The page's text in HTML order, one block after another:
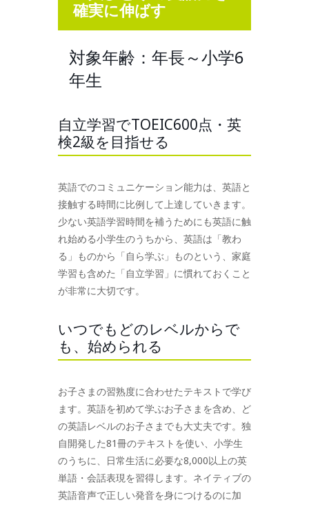
確実に伸ばす
対象年齢：年長～小学6
年生
自立学習でTOEIC600点・英
検2級を目指せる
英語でのコミュニケーション能力は、英語と
接触する時間に比例して上達していきます。
少ない英語学習時間を補うためにも英語に触
れ始める小学生のうちから、英語は「教わ
る」ものから「自ら学ぶ」ものという、家庭
学習も含めた「自立学習」に慣れておくこと
が非常に大切です。
いつでもどのレベルからで
も、始められる
お子さまの習熟度に合わせたテキストで学び
ます。英語を初めて学ぶお子さまを含め、ど
の英語レベルのお子さまでも大丈夫です。独
自開発した81冊のテキストを使い、小学生
のうちに、日常生活に必要な8,000以上の英
単語・会話表現を習得します。ネイティブの
英語音声で正しい発音を身につけるのに加